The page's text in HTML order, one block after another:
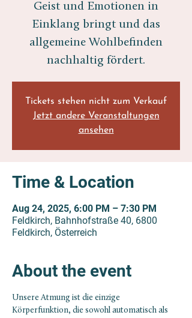
Geist und Emotionen in
Einklang bringt und das
allgemeine Wohlbefinden
nachhaltig fördert.
Tickets stehen nicht zum Verkauf
Jetzt andere Veranstaltungen
ansehen
Time & Location
Aug 24, 2025, 6:00 PM – 7:30 PM
Feldkirch, Bahnhofstraße 40, 6800
Feldkirch, Österreich
About the event
Unsere Atmung ist die einzige
Körperfunktion, die sowohl automatisch als